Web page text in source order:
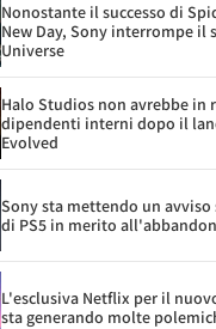
Nonostante il successo di
New Day, Sony interrompe il
Universe
Halo Studios non avrebbe in
dipendenti interni dopo il
Evolved
Sony sta mettendo un
di PS5 in merito
L'esclusiva Netflix per il
sta generando molte